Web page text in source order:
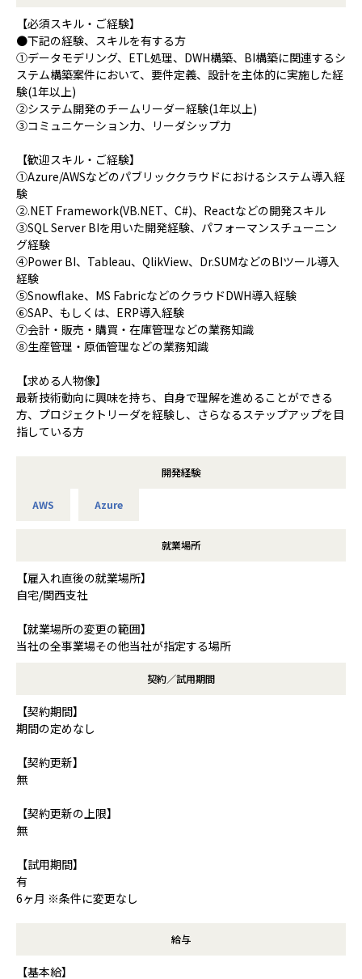
【必須スキル・ご経験】
●下記の経験、スキルを有する方
①データモデリング、ETL処理、DWH構築、BI構築に関連するシ
ステム構築案件において、要件定義、設計を主体的に実施した経
験(1年以上)
②システム開発のチームリーダー経験(1年以上)
③コミュニケーション力、リーダシップ力
【歓迎スキル・ご経験】
①Azure/AWSなどのパブリッククラウドにおけるシステム導入経
験
②.NET Framework(VB.NET、C#)、Reactなどの開発スキル
③SQL Server BIを用いた開発経験、パフォーマンスチューニン
グ経験
④Power BI、Tableau、QlikView、Dr.SUMなどのBIツール導入
経験
⑤Snowflake、MS FabricなどのクラウドDWH導入経験
⑥SAP、もしくは、ERP導入経験
⑦会計・販売・購買・在庫管理などの業務知識
⑧生産管理・原価管理などの業務知識
【求める人物像】
最新技術動向に興味を持ち、自身で理解を進めることができる
方、プロジェクトリーダを経験し、さらなるステップアップを目
指している方
開発経験
AWS Azure
就業場所
【雇入れ直後の就業場所】
自宅/関西支社
【就業場所の変更の範囲】
当社の全事業場その他当社が指定する場所
契約／試用期間
【契約期間】
期間の定めなし
【契約更新】
無
【契約更新の上限】
無
【試用期間】
有
6ヶ月 ※条件に変更なし
給与
【基本給】